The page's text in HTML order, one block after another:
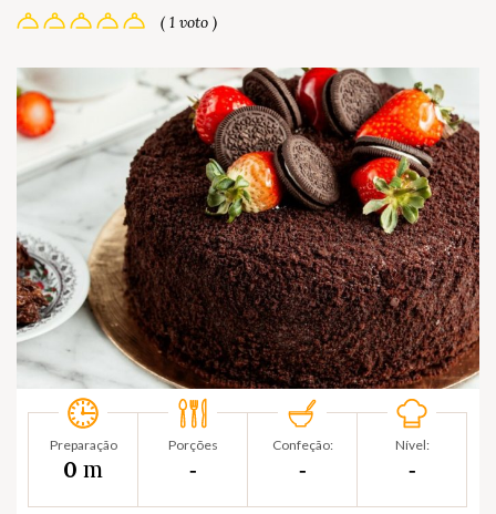
( 1 voto )
Preparação
0 m
Porções
‐
Confeção:
‐
Nível:
‐